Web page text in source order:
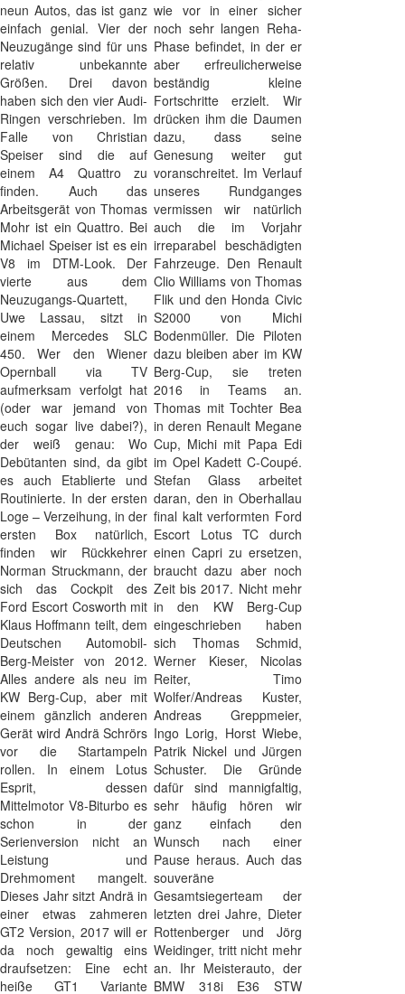
neun Autos, das ist ganz
einfach genial. Vier der
Neuzugänge sind für uns
relativ unbekannte
Größen. Drei davon
haben sich den vier Audi-
Ringen verschrieben. Im
Falle von Christian
Speiser sind die auf
einem A4 Quattro zu
finden. Auch das
Arbeitsgerät von Thomas
Mohr ist ein Quattro. Bei
Michael Speiser ist es ein
V8 im DTM-Look. Der
vierte aus dem
Neuzugangs-Quartett,
Uwe Lassau, sitzt in
einem Mercedes SLC
450. Wer den Wiener
Opernball via TV
aufmerksam verfolgt hat
(oder war jemand von
euch sogar live dabei?),
der weiß genau: Wo
Debütanten sind, da gibt
es auch Etablierte und
Routinierte. In der ersten
Loge – Verzeihung, in der
ersten Box natürlich,
finden wir Rückkehrer
Norman Struckmann, der
sich das Cockpit des
Ford Escort Cosworth mit
Klaus Hoffmann teilt, dem
Deutschen Automobil-
Berg-Meister von 2012.
Alles andere als neu im
KW Berg-Cup, aber mit
einem gänzlich anderen
Gerät wird Andrä Schrörs
vor die Startampeln
rollen. In einem Lotus
Esprit, dessen
Mittelmotor V8-Biturbo es
schon in der
Serienversion nicht an
Leistung und
Drehmoment mangelt.
Dieses Jahr sitzt Andrä in
einer etwas zahmeren
GT2 Version, 2017 will er
da noch gewaltig eins
draufsetzen: Eine echt
heiße GT1 Variante
wie vor in einer sicher
noch sehr langen Reha-
Phase befindet, in der er
aber erfreulicherweise
beständig kleine
Fortschritte erzielt. Wir
drücken ihm die Daumen
dazu, dass seine
Genesung weiter gut
voranschreitet. Im Verlauf
unseres Rundganges
vermissen wir natürlich
auch die im Vorjahr
irreparabel beschädigten
Fahrzeuge. Den Renault
Clio Williams von Thomas
Flik und den Honda Civic
S2000 von Michi
Bodenmüller. Die Piloten
dazu bleiben aber im KW
Berg-Cup, sie treten
2016 in Teams an.
Thomas mit Tochter Bea
in deren Renault Megane
Cup, Michi mit Papa Edi
im Opel Kadett C-Coupé.
Stefan Glass arbeitet
daran, den in Oberhallau
final kalt verformten Ford
Escort Lotus TC durch
einen Capri zu ersetzen,
braucht dazu aber noch
Zeit bis 2017. Nicht mehr
in den KW Berg-Cup
eingeschrieben haben
sich Thomas Schmid,
Werner Kieser, Nicolas
Reiter, Timo
Wolfer/Andreas Kuster,
Andreas Greppmeier,
Ingo Lorig, Horst Wiebe,
Patrik Nickel und Jürgen
Schuster. Die Gründe
dafür sind mannigfaltig,
sehr häufig hören wir
ganz einfach den
Wunsch nach einer
Pause heraus. Auch das
souveräne
Gesamtsiegerteam der
letzten drei Jahre, Dieter
Rottenberger und Jörg
Weidinger, tritt nicht mehr
an. Ihr Meisterauto, der
BMW 318i E36 STW